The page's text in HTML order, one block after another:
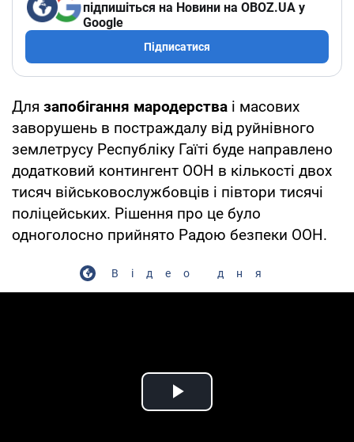
підпишіться на Новини на OBOZ.UA у
Google
Підписатися
Для запобігання мародерства і масових
заворушень в постраждалу від руйнівного
землетрусу Республіку Гаїті буде направлено
додатковий контингент ООН в кількості двох
тисяч військовослужбовців і півтори тисячі
поліцейських. Рішення про це було
одноголосно прийнято Радою безпеки ООН.
Відео дня
Play Video